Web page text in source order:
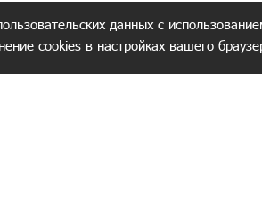
данных с
cookies в настройках вашего